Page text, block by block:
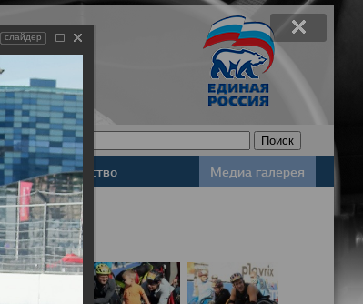
Законодательство Медиа галерея
слайдер